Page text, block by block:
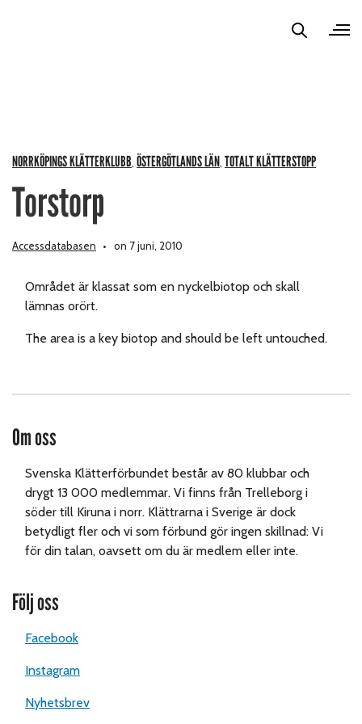
NORRKÖPINGS KLÄTTERKLUBB ÖSTERGÖTLANDS LÄN TOTALT KLÄTTERSTOPP
Torstorp
Accessdatabasen on 7 juni, 2010
Området är klassat som en nyckelbiotop och skall
lämnas orört.
The area is a key biotop and should be left untouched.
Om oss
Svenska Klätterförbundet består av 80 klubbar och
drygt 13 000 medlemmar. Vi finns från Trelleborg i
söder till Kiruna i norr. Klättrarna i Sverige är dock
betydligt fler och vi som förbund gör ingen skillnad: Vi
för din talan, oavsett om du är medlem eller inte.
Följ oss
Facebook
Instagram
Nyhetsbrev